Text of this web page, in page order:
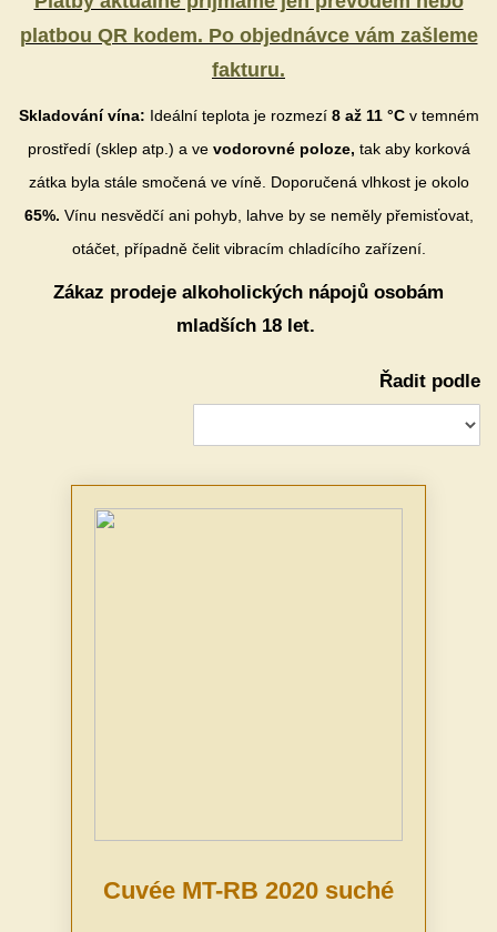
platbou QR kodem. Po objednávce vám zašleme
fakturu.
Skladování vína: Ideální teplota je rozmezí 8 až 11 °C v temném
prostředí (sklep atp.) a vevodorovné poloze, tak aby korková
zátka byla stále smočená ve víně. Doporučená vlhkost je okolo
65%. Vínu nesvědčí ani pohyb, lahve by se neměly přemisťovat,
otáčet, případně čelit vibracím chladícího zařízení.
Zákaz prodeje alkoholických nápojů osobám
mladších 18 let.
Řadit podle
Cuvée MT-RB 2020 suché